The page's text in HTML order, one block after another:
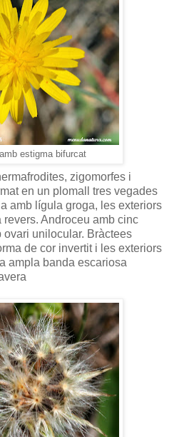
estigma bifurcat
zigomorfes i
en un plomall tres vegades
amb lígula groga, les exteriors
Androceu amb cinc
ovari unilocular. Bràctees
de cor invertit i les exteriors
ampla banda escariosa